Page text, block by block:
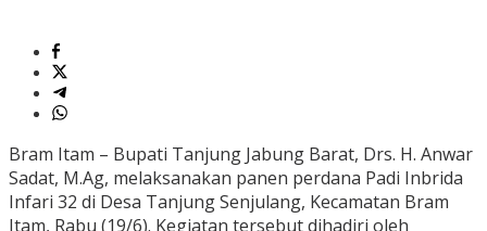
Bram Itam – Bupati Tanjung Jabung Barat, Drs. H. Anwar
Sadat, M.Ag, melaksanakan panen perdana Padi Inbrida
Infari 32 di Desa Tanjung Senjulang, Kecamatan Bram
Itam, Rabu (19/6). Kegiatan tersebut dihadiri oleh